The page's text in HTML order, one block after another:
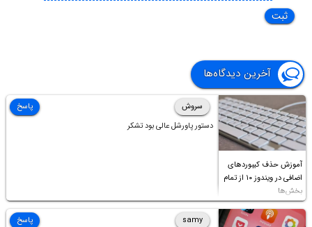
آخرین دیدگاه‌ها
آموزش حذف کیبوردهای
اضافی در ویندوز ۱۰ از تمام
بخش‌ها
سروش
دستور پاورشل عالی بود تشکر
پاسخ
samy
پاسخ